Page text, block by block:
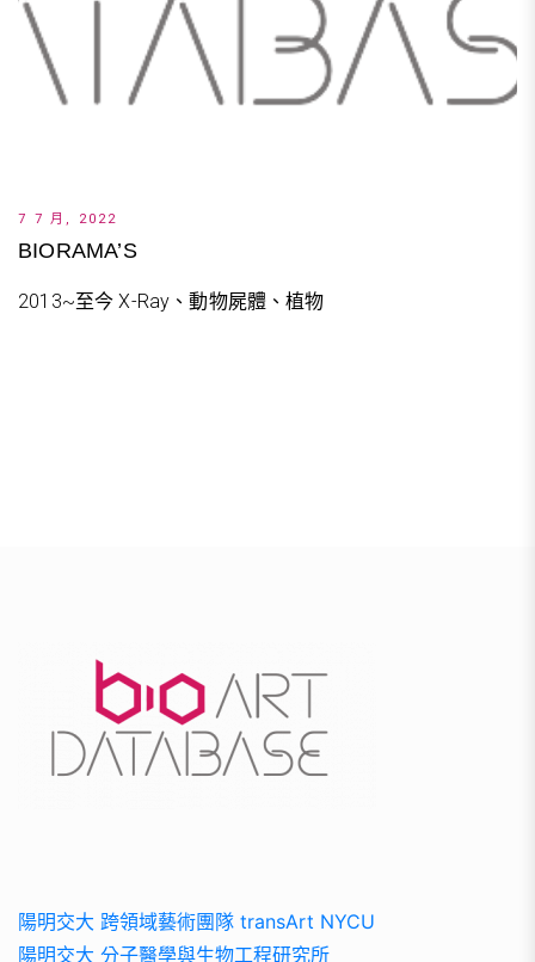
7 7 月, 2022
BIORAMA’S
2013~至今 X-Ray、動物屍體、植物
陽明交大 跨領域藝術團隊 transArt NYCU
陽明交大 分子醫學與生物工程研究所